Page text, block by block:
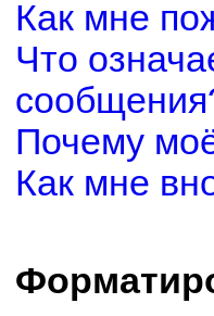
Как мне
Что
Почему
Как мне